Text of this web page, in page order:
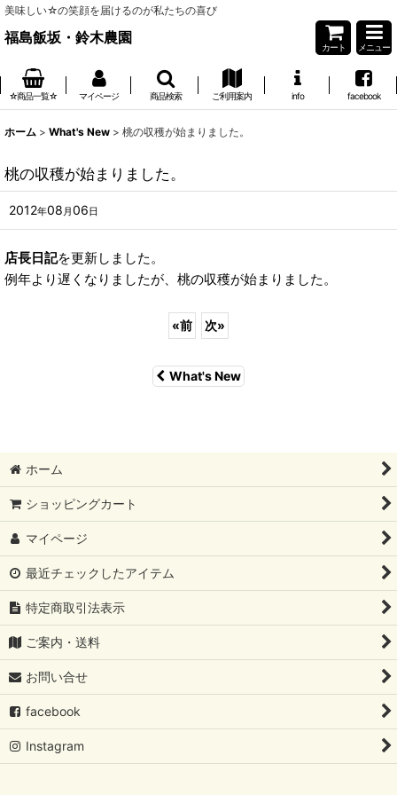
美味しい☆の笑顔を届けるのが私たちの喜び
福島飯坂・鈴木農園
カート メニュー
☆商品一覧☆ マイページ 商品検索 ご利用案内 info facebook
ホーム > What's New > 桃の収穫が始まりました。
桃の収穫が始まりました。
2012年08 月06日
店長日記を更新しました。
例年より遅くなりましたが、桃の収穫が始まりました。
«前 次»
What's New
ホーム
ショッピングカート
マイページ
最近チェックしたアイテム
特定商取引法表示
ご案内・送料
お問い合せ
facebook
Instagram